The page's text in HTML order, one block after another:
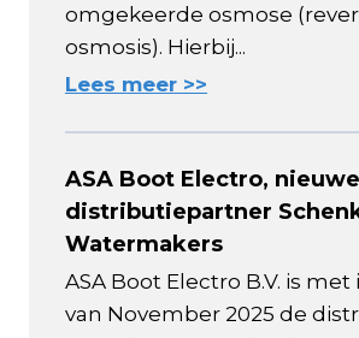
omgekeerde osmose
osmosis). Hierbij...
Lees meer >>
ASA Boot Electro, nieuwe
distributiepartner
Watermakers
ASA Boot Electro B.V. is
van November 2025 de